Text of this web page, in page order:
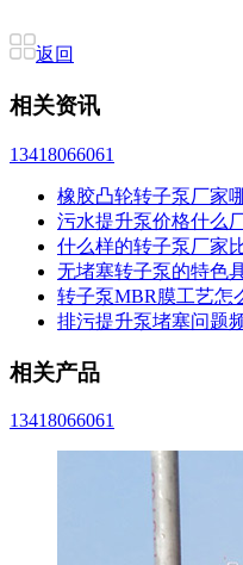
返回
相关资讯
13418066061
橡胶凸轮转子泵厂家
污水提升泵价格什么
什么样的转子泵厂家
无堵塞转子泵的特色
转子泵MBR膜工艺怎
排污提升泵堵塞问题
相关产品
13418066061